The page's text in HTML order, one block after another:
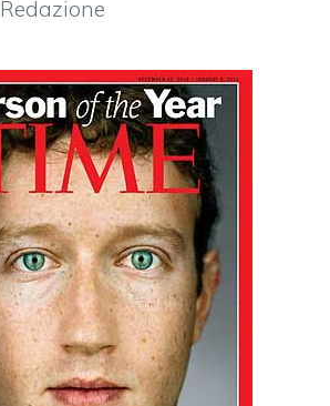
Redazione